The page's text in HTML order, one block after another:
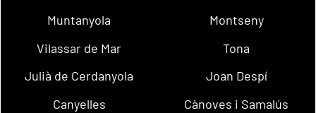
Muntanyola
Montseny
Vilassar de Mar
Tona
Julià de Cerdanyola
Joan Despí
Canyelles
Cànoves i Samalús